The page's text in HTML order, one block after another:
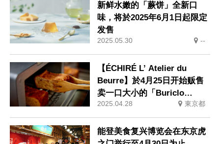
新鲜水嫩的「蕨饼」全新口
味，将於2025年6月1日起限定
发售
2025.05.30 --
【ÉCHIRÉ L’ Atelier du
Beurre】於4月25日开始贩售
卖一口大小的「Buriclo
Echire」
2025.04.28 東京都
能登美食复兴博览会在东京虎